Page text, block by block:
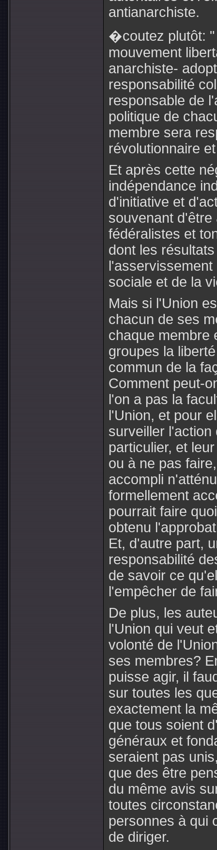
antianarchiste.
�coutez plutôt: "
mouvement
anarchiste-
responsabilité
responsable de
politique de
membre sera
révolutionnaire
Et après cette
indépendance
d'initiative et
souvenant
fédéralistes et
dont les
sociale et de la
Mais si l'Union
chacun de ses
chaque membre
groupes la
commun de la
Comment peut-
l'on a pas la
l'Union, et pour
surveiller
particulier, et
ou à ne pas
accompli
formellement
pourrait faire
obtenu
Et, d'autre part,
responsabilité
de savoir ce
l'empêcher de
De plus, les
l'Union qui veut
volonté de
ses membres?
puisse agir, il
sur toutes les
exactement la
que tous soient
généraux et
seraient pas
que des être
du même avis
toutes
personnes à qui
de diriger.